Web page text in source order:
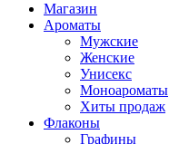
Магазин
Ароматы
Мужские
Женские
Унисекс
Моноароматы
Хиты продаж
Флаконы
Графины